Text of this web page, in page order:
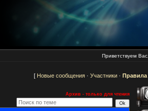
Приветствуем Вас,
[ Новые сообщения · Участники ·
Архив - только для чтения